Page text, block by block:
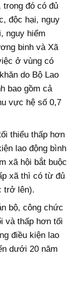
trong đó có đủ
độc hại, nguy
nguy hiểm
binh và Xã
ở vùng có
do Bộ Lao
bao gồm cả
vực hệ số 0,7
thiểu thấp hơn
lao động bình
xã hội bắt buộc
xã thì có từ đủ
trở lên).
bộ, công chức
và thấp hơn tối
điều kiện lao
dưới 20 năm